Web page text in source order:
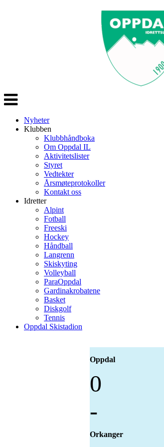
Veksle
navigasjon
Nyheter
Klubben
Klubbhåndboka
Om Oppdal IL
Aktivitetslister
Styret
Vedtekter
Årsmøteprotokoller
Kontakt oss
Idretter
Alpint
Fotball
Freeski
Hockey
Håndball
Langrenn
Skiskyting
Volleyball
ParaOppdal
Gardinakrobatene
Basket
Diskgolf
Tennis
Oppdal Skistadion
Oppdal
0
-
Orkanger